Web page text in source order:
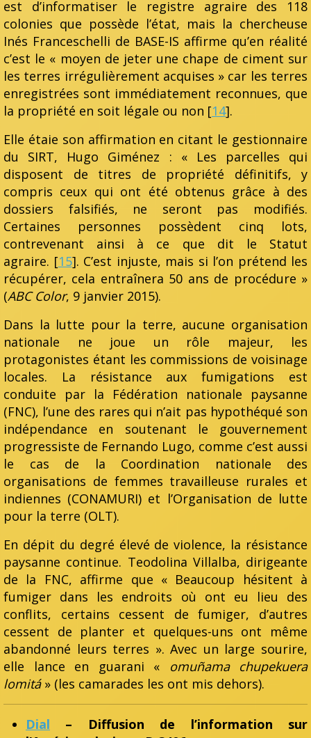
est d’informatiser le registre agraire des 118
colonies que possède l’état, mais la chercheuse
Inés Franceschelli de BASE-IS affirme qu’en réalité
c’est le « moyen de jeter une chape de ciment sur
les terres irrégulièrement acquises » car les terres
enregistrées sont immédiatement reconnues, que
la propriété en soit légale ou non [14].
Elle étaie son affirmation en citant le gestionnaire
du SIRT, Hugo Giménez : « Les parcelles qui
disposent de titres de propriété définitifs, y
compris ceux qui ont été obtenus grâce à des
dossiers falsifiés, ne seront pas modifiés.
Certaines personnes possèdent cinq lots,
contrevenant ainsi à ce que dit le Statut
agraire. [15]. C’est injuste, mais si l’on prétend les
récupérer, cela entraînera 50 ans de procédure »
(ABC Color, 9 janvier 2015).
Dans la lutte pour la terre, aucune organisation
nationale ne joue un rôle majeur, les
protagonistes étant les commissions de voisinage
locales. La résistance aux fumigations est
conduite par la Fédération nationale paysanne
(FNC), l’une des rares qui n’ait pas hypothéqué son
indépendance en soutenant le gouvernement
progressiste de Fernando Lugo, comme c’est aussi
le cas de la Coordination nationale des
organisations de femmes travailleuse rurales et
indiennes (CONAMURI) et l’Organisation de lutte
pour la terre (OLT).
En dépit du degré élevé de violence, la résistance
paysanne continue. Teodolina Villalba, dirigeante
de la FNC, affirme que « Beaucoup hésitent à
fumiger dans les endroits où ont eu lieu des
conflits, certains cessent de fumiger, d’autres
cessent de planter et quelques-uns ont même
abandonné leurs terres ». Avec un large sourire,
elle lance en guarani «
omuñama chupekuera
lomitá» (les camarades les ont mis dehors).
Dial – Diffusion de l’information sur